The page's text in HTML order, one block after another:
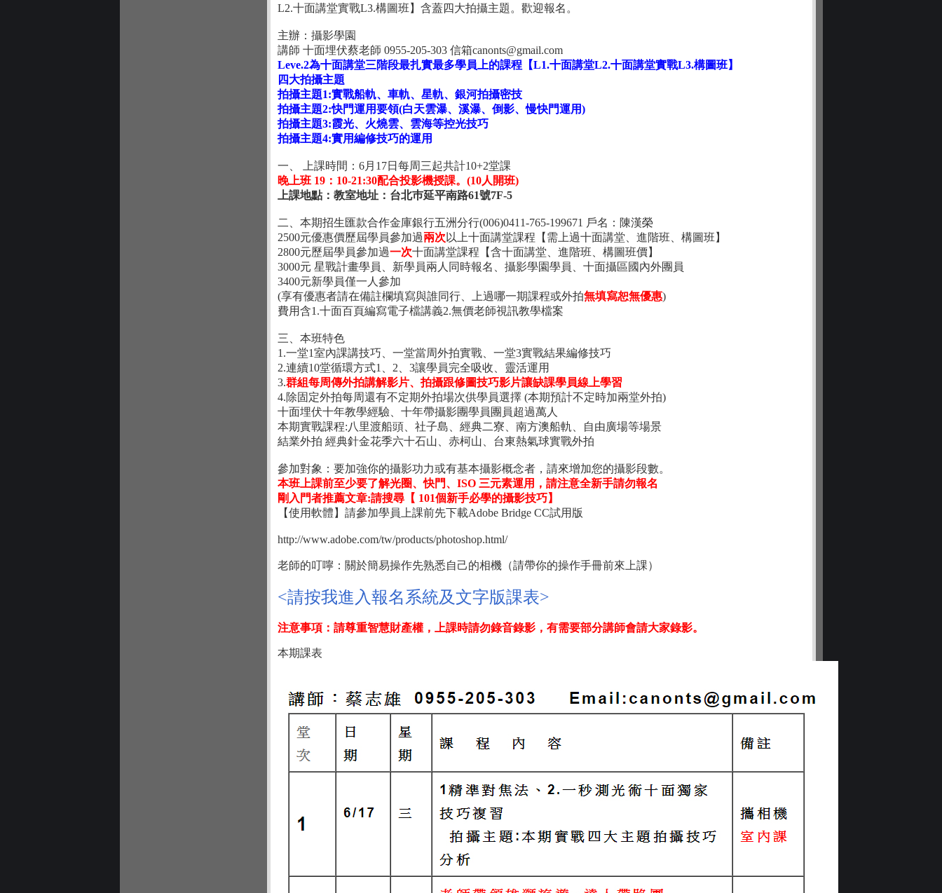
L2.十面講堂實戰L3.構圖班】含蓋四大拍攝主題。歡迎報名。
主辦：攝影學園
講師 十面埋伏蔡老師 0955-205-303 信箱canonts@gmail.com
Leve.2為十面講堂三階段最扎實最多學員上的課程【L1.十面講堂L2.十面講堂實戰L3.構圖班】
四大拍攝主題
拍攝主題1:實戰船軌、車軌、星軌、銀河拍攝密技
拍攝主題2:快門運用要領(白天雲瀑、溪瀑、倒影、慢快門運用)
拍攝主題3:霞光、火燒雲、雲海等控光技巧
拍攝主題4:實用編修技巧的運用
一、 上課時間：6月17日每周三起共計10+2堂課
晚上班 19：10-21:30配合投影機授課。(10人開班)
上課地點：教室地址：台北巿延平南路61號7F-5
二、本期招生匯款合作金庫銀行五洲分行(006)0411-765-199671 戶名：陳漢榮
2500元優惠價歷屆學員參加過兩次 以上十面講堂課程【需上過十面講堂、進階班、構圖班】
2800元歷屆學員參加過一次十面講堂課程【含十面講堂、進階班、構圖班價】
3000元 星戰計畫學員、新學員兩人同時報名、攝影學園學員、十面攝區國內外團員
3400元新學員僅一人參加
(享有優惠者請在備註欄填寫與誰同行、上過哪一期課程或外拍無填寫恕無優惠)
費用含1.十面百頁編寫電子檔講義2.無價老師視訊教學檔案
三、本班特色
1.一堂1室內課講技巧、一堂當周外拍實戰、一堂3實戰結果編修技巧
2.連續10堂循環方式1、2、3讓學員完全吸收、靈活運用
3.群組每周傳外拍講解影片、拍攝跟修圖技巧影片讓缺課學員線上學習
4.除固定外拍每周還有不定期外拍場次供學員選擇 (本期預計不定時加兩堂外拍)
十面埋伏十年教學經驗、十年帶攝影團學員團員超過萬人
本期實戰課程:八里渡船頭、社子島、經典二寮、南方澳船軌、自由廣場等場景
結業外拍 經典針金花季六十石山、赤柯山、台東熱氣球實戰外拍
參加對象：要加強你的攝影功力或有基本攝影概念者，請來增加您的攝影段數。
本班上課前至少要了解光圈、快門、ISO 三元素運用，請注意全新手請勿報名
剛入門者推薦文章:請搜尋【 101個新手必學的攝影技巧】
【使用軟體】請參加學員上課前先下載Adobe Bridge CC試用版
http://www.adobe.com/tw/products/photoshop.html/
老師的叮嚀：關於簡易操作先熟悉自己的相機（請帶你的操作手冊前來上課）
<請按我進入報名系統及文字版課表>
注意事項：請尊重智慧財產權，上課時請勿錄音錄影，有需要部分講師會請大家錄影。
本期課表